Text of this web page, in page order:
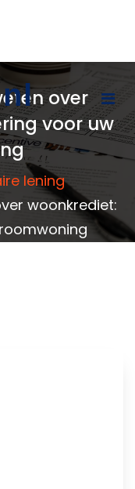
over
voor uw
lening
woonkrediet: